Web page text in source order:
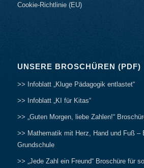
Cookie-Richtlinie (EU)
UNSERE BROSCHÜREN (PDF)
>> Infoblatt „Kluge Pädagogik entlastet“
>> Infoblatt „KI für Kitas“
>> „Guten Morgen, liebe Zahlen!“
>> Mathematik mit Herz, Hand und Fuß –
Grundschule
>> „Jede Zahl ein Freund“ Broschüre für